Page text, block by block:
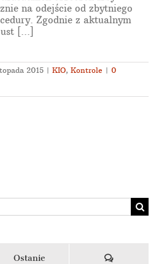
na odejście od zbytniego
Zgodnie z aktualnym
[...]
2015 | KIO, Kontrole | 0
Ostanie Komentarze